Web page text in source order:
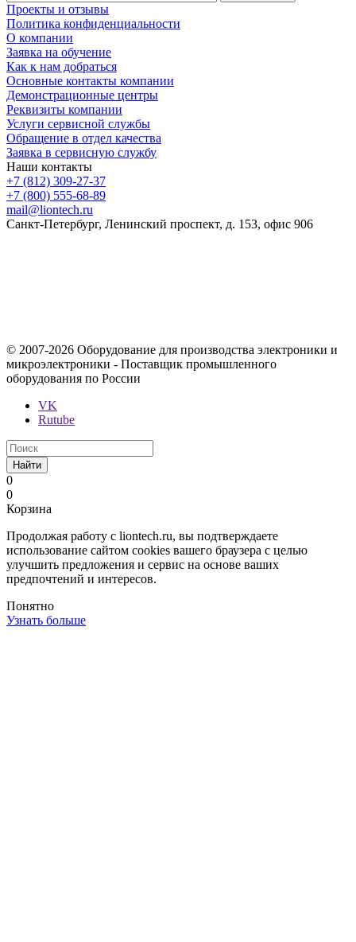
Проекты и отзывы
Политика конфиденциальности
О компании
Заявка на обучение
Как к нам добраться
Основные контакты компании
Демонстрационные центры
Реквизиты компании
Услуги сервисной службы
Обращение в отдел качества
Заявка в сервисную службу
Наши контакты
+7 (812) 309-27-37
+7 (800) 555-68-89
mail@liontech.ru
Санкт-Петербург, Ленинский проспект, д. 153, офис 906
© 2007-2026 Оборудование для производства электроники и
микроэлектроники - Поставщик промышленного
оборудования по России
VK
Rutube
Найти
0
0
Корзина
Продолжая работу с liontech.ru, вы подтверждаете
использование сайтом cookies вашего браузера с целью
улучшить предложения и сервис на основе ваших
предпочтений и интересов.
Понятно
Узнать больше